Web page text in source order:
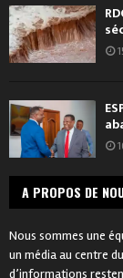
A PROPOS DE
Nous sommes une
un média au centre
d’informations